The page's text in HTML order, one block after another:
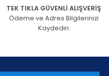
TEK TIKLA GÜVENLİ ALIŞVERİŞ
Ödeme ve Adres Bilgilerinizi
Kaydedin